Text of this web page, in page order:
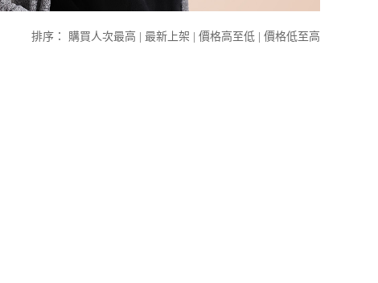
排序： 購買人次最高 最新上架 價格高至低 價格低至高